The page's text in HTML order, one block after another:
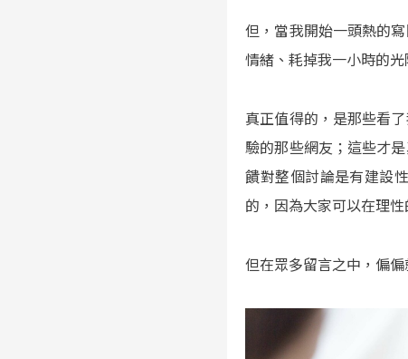
但，當我開始一頭熱的
情緒、耗掉我一小時的
真正值得的，是那些看
驗的那些網友；這些才
饋對整個討論是有建設
的，因為大家可以在理
但在眾多留言之中，偏